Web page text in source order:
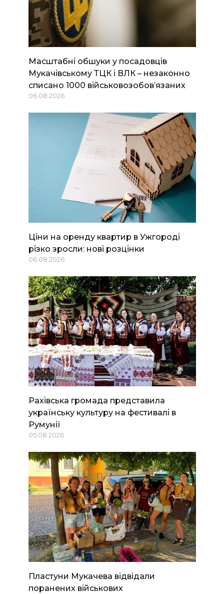
Масштабні обшуки у посадовців
Мукачівському ТЦК і ВЛК – незаконно
списано 1000 військовозобов’язаних
06.08.2026
Ціни на оренду квартир в Ужгороді
різко зросли: нові розцінки
06.08.2026
Рахівська громада представила
українську культуру на фестивалі в
Румунії
05.08.2026
Пластуни Мукачева відвідали
поранених військових